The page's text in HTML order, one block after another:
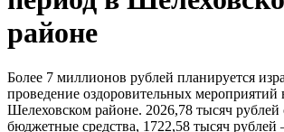
районе
Более 7 миллионов рублей планируется
проведение оздоровительных мероприятий
Шелеховском районе. 2026,78 тысяч рублей
бюджетные средства, 1722,58 тысяч рублей